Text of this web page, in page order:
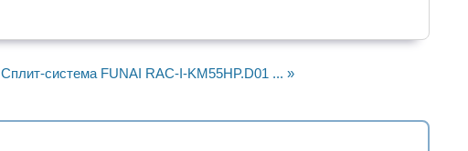
Сплит-система FUNAI RAC-I-KM55HP.D01 ... »